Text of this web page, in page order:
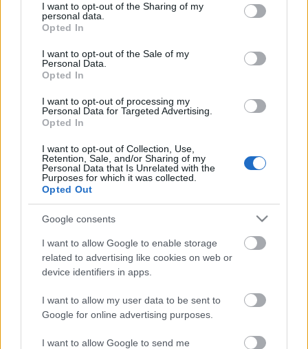
not limited to your visit or usage behaviour. You may click to
grant or deny consent to Google and its third-party tags to
use your data for below specified purposes in below Google
consent section.
I want to opt-out of the Sharing of my
personal data.
Opted In
I want to opt-out of the Sale of my
Personal Data.
Opted In
I want to opt-out of processing my
Personal Data for Targeted Advertising.
Opted In
I want to opt-out of Collection, Use,
Retention, Sale, and/or Sharing of my
Personal Data that Is Unrelated with the
Purposes for which it was collected.
Opted Out
Google consents
I want to allow Google to enable storage
related to advertising like cookies on web or
device identifiers in apps.
I want to allow my user data to be sent to
Google for online advertising purposes.
I want to allow Google to send me
Címkék:Kosztolányi Dezső
Ajánlott bejegyzések:
Dezső István Izabella